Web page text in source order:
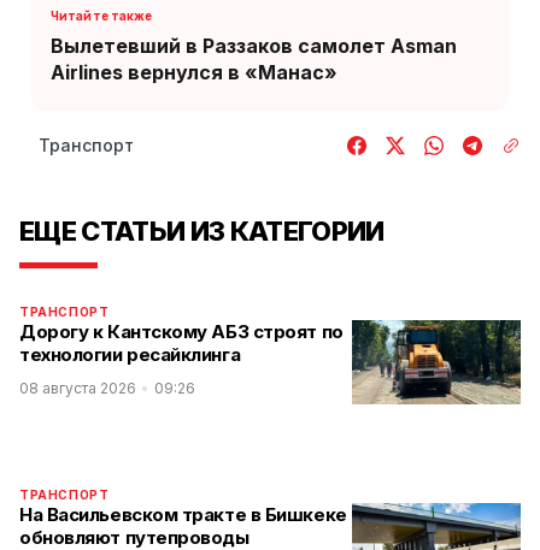
Вылетевший в Раззаков самолет Asman
Airlines вернулся в «Манас»
Транспорт
ЕЩЕ СТАТЬИ ИЗ КАТЕГОРИИ
ТРАНСПОРТ
Дорогу к Кантскому АБЗ строят по
технологии ресайклинга
08 августа 2026 09:26
ТРАНСПОРТ
На Васильевском тракте в Бишкеке
обновляют путепроводы